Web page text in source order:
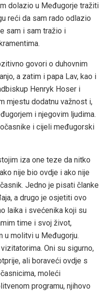
dolazio u Međugorje tražiti
reći da sam rado odlazio
sam i sam tražio i
govori o duhovnim
a zatim i papa Lav, kao i
Henryk Hoser i
mjestu dodatnu važnost i,
i njegovim ljudima.
i cijeli međugorski
iza one teze da nitko
nije bio ovdje i ako nije
Jedno je pisati članke
a drugo je osjetiti ovo
laika i svećenika koji su
time i svoj život,
u molitvi u Međugorju.
Oni su sigurno,
ali boraveći ovdje s
moleći
programu, njihovo